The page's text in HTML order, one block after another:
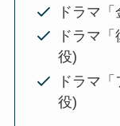
ドラマ
ドラマ
役)
ドラマ
役)